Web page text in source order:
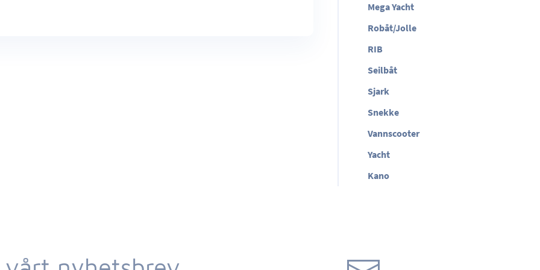
Mega Yacht
Robåt/Jolle
RIB
Seilbåt
Sjark
Snekke
Vannscooter
Yacht
Kano